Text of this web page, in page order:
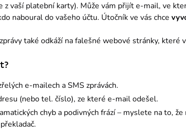
z vaší platební karty). Může vám přijít e-mail, ve
naboural do vašeho účtu. Útočník ve vás chce
také odkáží na falešné webové stránky,
e-mailech a SMS zprávách.
(nebo tel. číslo), ze které e-mail odešel.
chyb a podivných frází – myslete na to,